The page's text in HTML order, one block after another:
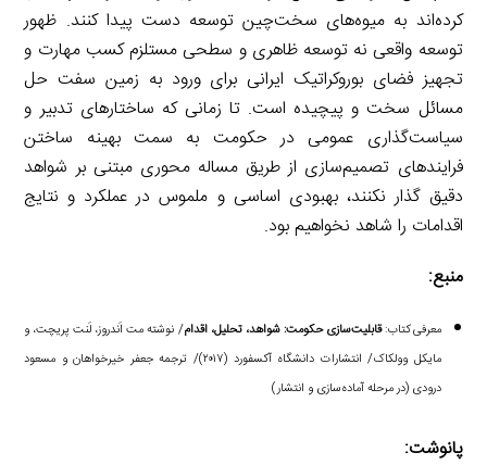
کرده‌اند به میوه‌های سخت‌چین توسعه دست پیدا کنند. ظهور
توسعه واقعی نه توسعه ظاهری و سطحی مستلزم کسب مهارت و
تجهیز فضای بوروکراتیک ایرانی برای ورود به زمین سفت حل
مسائل سخت و پیچیده است. تا زمانی که ساختارهای تدبیر و
سیاست‌گذاری عمومی در حکومت به سمت بهینه ساختن
فرایندهای تصمیم‌سازی از طریق مساله محوری مبتنی بر شواهد
دقیق گذار نکنند، بهبودی اساسی و ملموس در عملکرد و نتایج
اقدامات را شاهد نخواهیم بود.
منبع:
معرفی کتاب:قابلیت‌سازی حکومت: شواهد، تحلیل، اقدام/ نوشته مت اَندروز، لَنت پریچت، و
مایکل وولکاک/ انتشارات دانشگاه آکسفورد (۲۰۱۷)/ ترجمه جعفر خیرخواهان و مسعود
درودی (در مرحله آماده‌سازی و انتشار)
پانوشت: